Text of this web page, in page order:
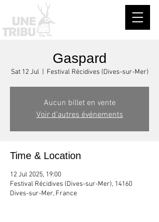
Gaspard
Sat 12 Jul Festival Récidives (Dives-sur-Mer)
Aucun billet en vente
Voir d'autres événements
Time & Location
12 Jul 2025, 19:00
Festival Récidives (Dives-sur-Mer), 14160
Dives-sur-Mer, France